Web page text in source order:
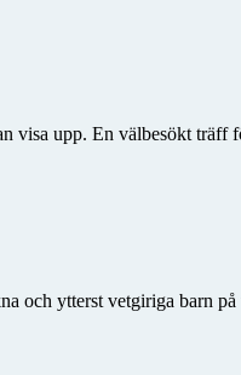
upp. En välbesökt träff
ytterst vetgiriga barn